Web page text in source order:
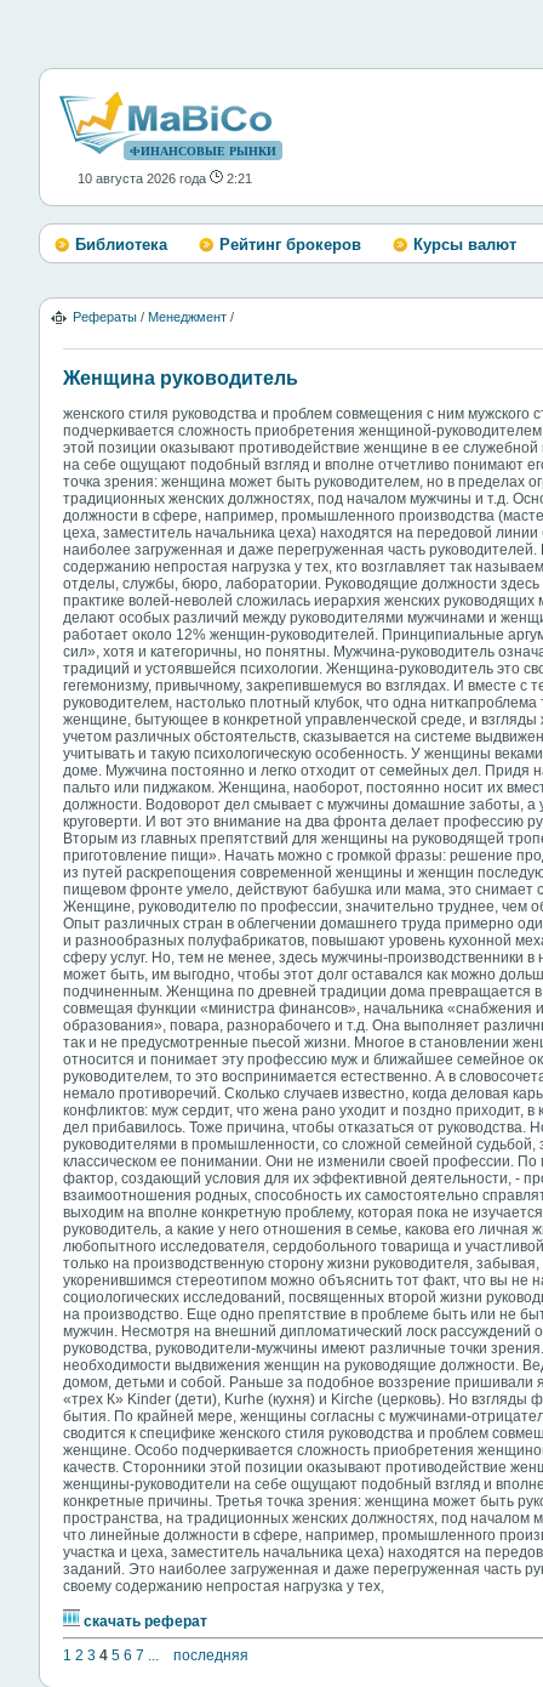
ФИНАНСОВЫЕ РЫНКИ
10 августа 2026 года 2:21
Библиотека Рейтинг брокеров Курсы валют
Рефераты / Менеджмент /
Женщина руководитель
женского стиля руководства и проблем совмещения с ним
подчеркивается сложность приобретения женщиной-
этой позиции оказывают противодействие женщине в ее
на себе ощущают подобный взгляд и вполне отчетливо понимают
точка зрения: женщина может быть руководителем, но в пределах
традиционных женских должностях, под началом мужчины и т.д.
должности в сфере, например, промышленного производства
цеха, заместитель начальника цеха) находятся на передовой
наиболее загруженная и даже перегруженная часть
содержанию непростая нагрузка у тех, кто возглавляет так
отделы, службы, бюро, лаборатории. Руководящие должности
практике волей-неволей сложилась иерархия женских
делают особых различий между руководителями мужчинами и
работает около 12% женщин-руководителей. Принципиальные
сил», хотя и категоричны, но понятны. Мужчина-руководитель
традиций и устоявшейся психологии. Женщина-руководитель это
гегемонизму, привычному, закрепившемуся во взглядах. И вместе
руководителем, настолько плотный клубок, что одна
женщине, бытующее в конкретной управленческой среде, и
учетом различных обстоятельств, сказывается на системе
учитывать и такую психологическую особенность. У женщины
доме. Мужчина постоянно и легко отходит от семейных дел. Придя
пальто или пиджаком. Женщина, наоборот, постоянно носит их
должности. Водоворот дел смывает с мужчины домашние заботы, а
круговерти. И вот это внимание на два фронта делает профессию
Вторым из главных препятствий для женщины на руководящей
приготовление пищи». Начать можно с громкой фразы: решение
из путей раскрепощения современной женщины и женщин
пищевом фронте умело, действуют бабушка или мама, это снимает
Женщине, руководителю по профессии, значительно труднее, чем
Опыт различных стран в облегчении домашнего труда примерно
и разнообразных полуфабрикатов, повышают уровень кухонной
сферу услуг. Но, тем не менее, здесь мужчины-производственники
может быть, им выгодно, чтобы этот долг оставался как можно
подчиненным. Женщина по древней традиции дома превращается
совмещая функции «министра финансов», начальника «снабжения
образования», повара, разнорабочего и т.д. Она выполняет
так и не предусмотренные пьесой жизни. Многое в становлении
относится и понимает эту профессию муж и ближайшее семейное
руководителем, то это воспринимается естественно. А в
немало противоречий. Сколько случаев известно, когда деловая
конфликтов: муж сердит, что жена рано уходит и поздно приходит,
дел прибавилось. Тоже причина, чтобы отказаться от
руководителями в промышленности, со сложной семейной судьбой,
классическом ее понимании. Они не изменили своей профессии.
фактор, создающий условия для их эффективной деятельности, -
взаимоотношения родных, способность их самостоятельно
выходим на вполне конкретную проблему, которая пока не
руководитель, а какие у него отношения в семье, какова его личная
любопытного исследователя, сердобольного товарища и
только на производственную сторону жизни руководителя,
укоренившимся стереотипом можно объяснить тот факт, что вы не
социологических исследований, посвященных второй жизни
на производство. Еще одно препятствие в проблеме быть или не
мужчин. Несмотря на внешний дипломатический лоск рассуждений
руководства, руководители-мужчины имеют различные точки
необходимости выдвижения женщин на руководящие должности.
домом, детьми и собой. Раньше за подобное воззрение пришивали
«трех К» Kinder (дети), Kurhe (кухня) и Kirche (церковь). Но
бытия. По крайней мере, женщины согласны с мужчинами-
сводится к специфике женского стиля руководства и проблем
женщине. Особо подчеркивается сложность приобретения
качеств. Сторонники этой позиции оказывают противодействие
женщины-руководители на себе ощущают подобный взгляд и
конкретные причины. Третья точка зрения: женщина может быть
пространства, на традиционных женских должностях, под началом
что линейные должности в сфере, например, промышленного
участка и цеха, заместитель начальника цеха) находятся на
заданий. Это наиболее загруженная и даже перегруженная часть
своему содержанию непростая нагрузка у тех,
скачать реферат
1 2 3 4 5 6 7 ... последняя